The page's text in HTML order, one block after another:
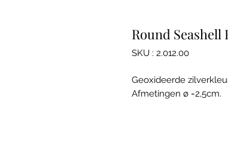
Round Seashell
SKU : 2.012.00
Geoxideerde
Afmetingen ø =2,5cm.